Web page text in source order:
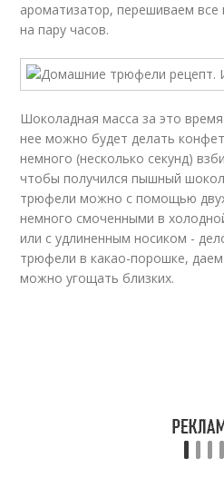
ароматизатор, перешиваем все
на пару часов.
Шоколадная масса за это
нее можно будет делать
немного (несколько секунд)
чтобы получился пышный
трюфели можно с помощью
немного смоченными в
или с удлиненным носиком -
трюфели в какао-порошке,
можно угощать близких.